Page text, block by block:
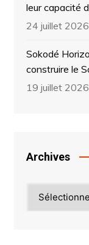
leur capacité
24 juillet 2026
Sokodé
construire le
19 juillet 2026
Archives